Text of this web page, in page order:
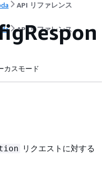
API リファレンス
API リファレンス
カスモード
リクエストに対する